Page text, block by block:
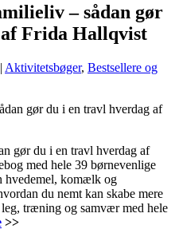
– sådan gør
Frida Hallqvist
| Aktivitetsbøger, Bestsellere og
gør du i en travl hverdag af
med hele 39 børnevenlige
hvedemel, komælk og
du nemt kan skabe mere
træning og samvær med hele
>>